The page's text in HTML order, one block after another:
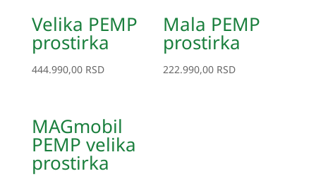
Velika PEMP
prostirka
444.990,00 RSD
Mala PEMP
prostirka
222.990,00 RSD
MAGmobil
PEMP velika
prostirka